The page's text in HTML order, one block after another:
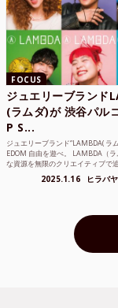
FOCUS
ジュエリーブランド
(ラムダ)が 渋谷パル
P S...
ジュエリーブランド“LAMBDA( ラム
EDOM 自由を遊べ。 LAMBDA（
な資源を無限のクリエイティブで
2025.1.16 ヒラバ